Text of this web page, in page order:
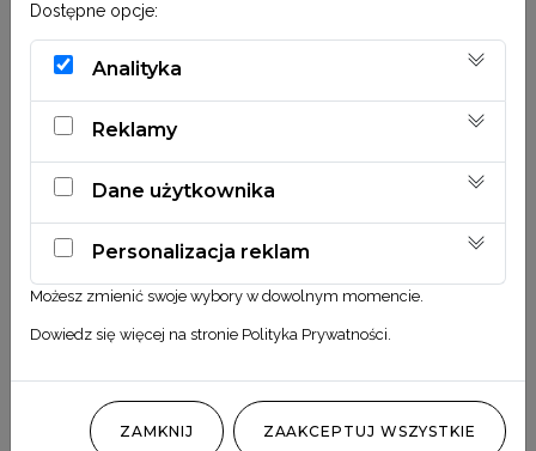
Zestaw zawiera 32 sztuki pojedynczych suszonych kwiatów
na płasko.
Zobacz również
Obserwuj nas
@MILA_ODMIANA
Dostępne opcje:
Analityka
Reklamy
Dane użytkownika
Personalizacja reklam
Możesz zmienić swoje wybory w dowolnym momencie.
Dowiedz się więcej na stronie Polityka Prywatności
ZAMKNIJ ZAAKCEPTUJ WSZYSTKIE